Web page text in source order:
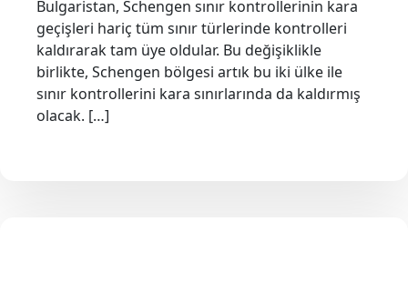
Bulgaristan, Schengen sınır kontrollerinin kara
geçişleri hariç tüm sınır türlerinde kontrolleri
kaldırarak tam üye oldular. Bu değişiklikle
birlikte, Schengen bölgesi artık bu iki ülke ile
sınır kontrollerini kara sınırlarında da kaldırmış
olacak. […]